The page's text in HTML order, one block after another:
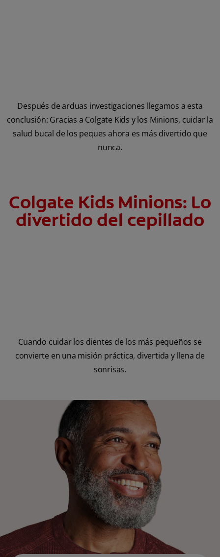
Después de arduas investigaciones llegamos a esta
conclusión: Gracias a Colgate Kids y los Minions, cuidar la
salud bucal de los peques ahora es más divertido que
nunca.
Colgate Kids Minions: Lo
divertido del cepillado
Cuando cuidar los dientes de los más pequeños se
convierte en una misión práctica, divertida y llena de
sonrisas.